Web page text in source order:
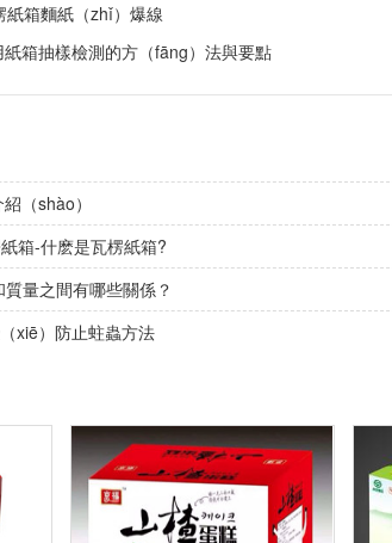
紙箱麵紙（zhǐ）爆線
箱抽樣檢測的方（fāng）法與要點
（shào）
箱-什麽是瓦楞紙箱?
量之間有哪些關係？
xiē）防止蛀蟲方法